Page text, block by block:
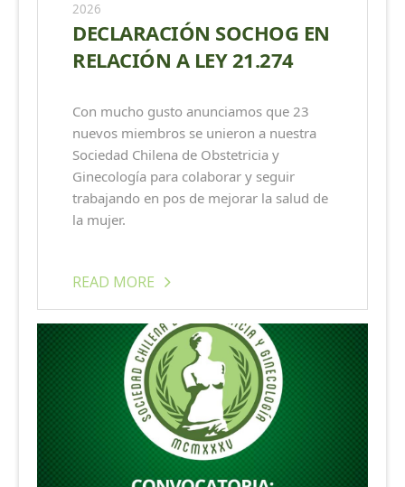
2026
DECLARACIÓN SOCHOG EN
RELACIÓN A LEY 21.274
Con mucho gusto anunciamos que 23
nuevos miembros se unieron a nuestra
Sociedad Chilena de Obstetricia y
Ginecología para colaborar y seguir
trabajando en pos de mejorar la salud de
la mujer.
READ MORE